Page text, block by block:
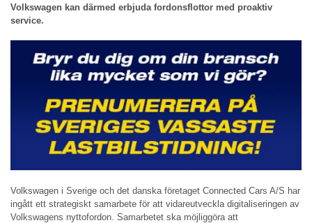
Volkswagen kan därmed erbjuda fordonsflottor med proaktiv
service.
Volkswagen i Sverige och det danska företaget Connected Cars A/S har
ingått ett strategiskt samarbete för att vidareutveckla digitaliseringen av
Volkswagens nyttofordon. Samarbetet ska möjliggöra att